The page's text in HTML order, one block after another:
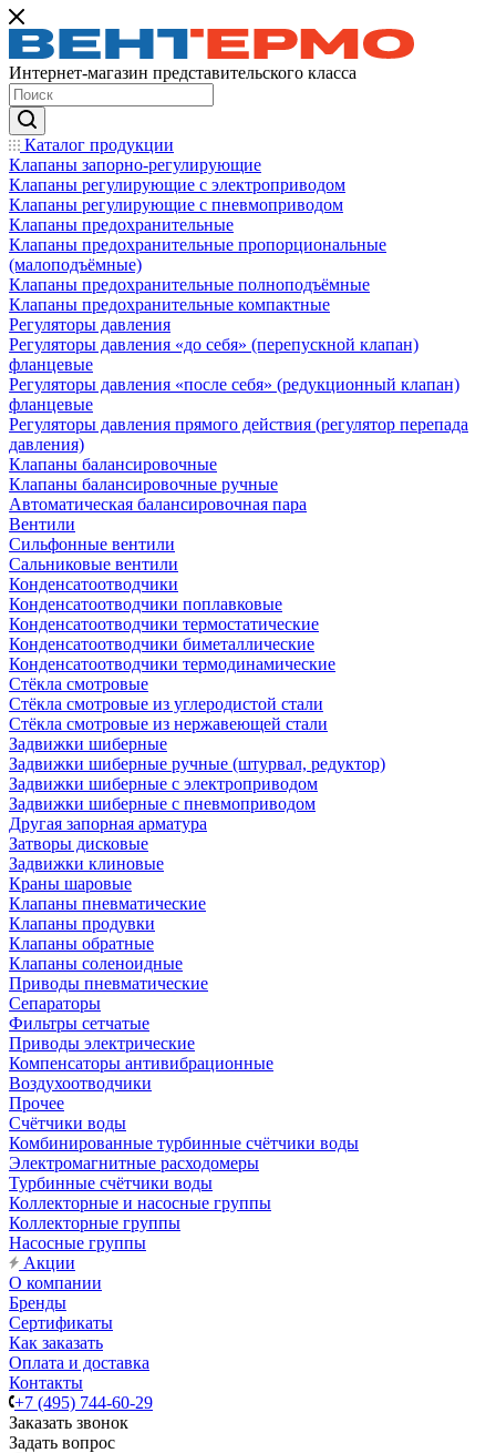
Интернет-магазин представительского класса
Каталог продукции
Клапаны запорно-регулирующие
Клапаны регулирующие с электроприводом
Клапаны регулирующие с пневмоприводом
Клапаны предохранительные
Клапаны предохранительные пропорциональные
(малоподъёмные)
Клапаны предохранительные полноподъёмные
Клапаны предохранительные компактные
Регуляторы давления
Регуляторы давления «до себя» (перепускной клапан)
фланцевые
Регуляторы давления «после себя» (редукционный клапан)
фланцевые
Регуляторы давления прямого действия (регулятор перепада
давления)
Клапаны балансировочные
Клапаны балансировочные ручные
Автоматическая балансировочная пара
Вентили
Сильфонные вентили
Сальниковые вентили
Конденсатоотводчики
Конденсатоотводчики поплавковые
Конденсатоотводчики термостатические
Конденсатоотводчики биметаллические
Конденсатоотводчики термодинамические
Стёкла смотровые
Стёкла смотровые из углеродистой стали
Стёкла смотровые из нержавеющей стали
Задвижки шиберные
Задвижки шиберные ручные (штурвал, редуктор)
Задвижки шиберные с электроприводом
Задвижки шиберные с пневмоприводом
Другая запорная арматура
Затворы дисковые
Задвижки клиновые
Краны шаровые
Клапаны пневматические
Клапаны продувки
Клапаны обратные
Клапаны соленоидные
Приводы пневматические
Сепараторы
Фильтры сетчатые
Приводы электрические
Компенсаторы антивибрационные
Воздухоотводчики
Прочее
Счётчики воды
Комбинированные турбинные счётчики воды
Электромагнитные расходомеры
Турбинные счётчики воды
Коллекторные и насосные группы
Коллекторные группы
Насосные группы
Акции
О компании
Бренды
Сертификаты
Как заказать
Оплата и доставка
Контакты
+7 (495) 744-60-29
Заказать звонок
Задать вопрос